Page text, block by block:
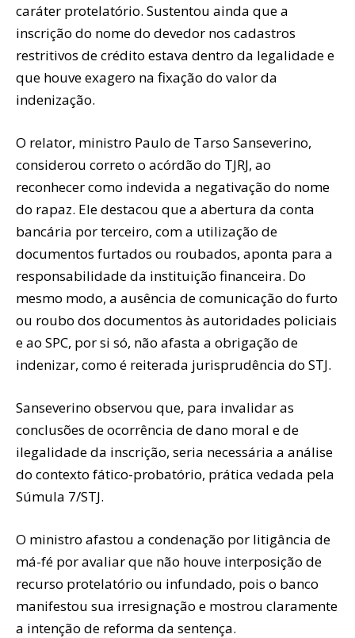
caráter protelatório. Sustentou ainda que a
inscrição do nome do devedor nos cadastros
restritivos de crédito estava dentro da legalidade e
que houve exagero na fixação do valor da
indenização.
O relator, ministro Paulo de Tarso Sanseverino,
considerou correto o acórdão do TJRJ, ao
reconhecer como indevida a negativação do nome
do rapaz. Ele destacou que a abertura da conta
bancária por terceiro, com a utilização de
documentos furtados ou roubados, aponta para a
responsabilidade da instituição financeira. Do
mesmo modo, a ausência de comunicação do furto
ou roubo dos documentos às autoridades policiais
e ao SPC, por si só, não afasta a obrigação de
indenizar, como é reiterada jurisprudência do STJ.
Sanseverino observou que, para invalidar as
conclusões de ocorrência de dano moral e de
ilegalidade da inscrição, seria necessária a análise
do contexto fático-probatório, prática vedada pela
Súmula 7/STJ.
O ministro afastou a condenação por litigância de
má-fé por avaliar que não houve interposição de
recurso protelatório ou infundado, pois o banco
manifestou sua irresignação e mostrou claramente
a intenção de reforma da sentença.